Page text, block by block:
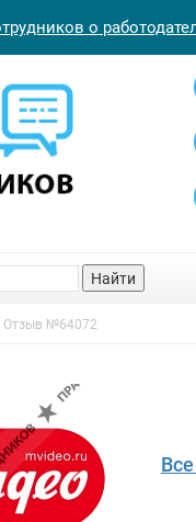
о
Найти
Отзыв №64072